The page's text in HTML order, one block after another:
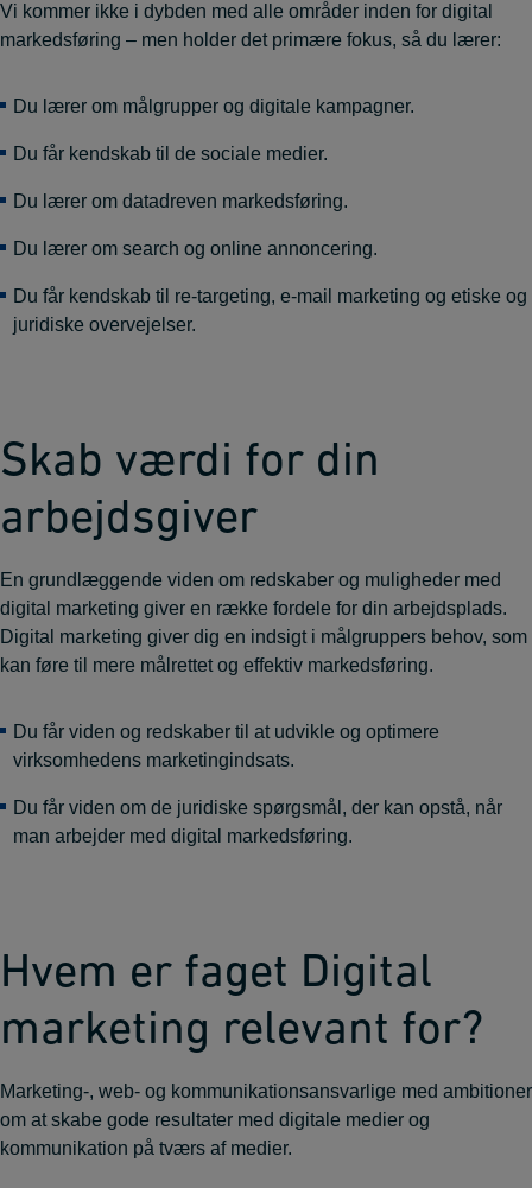
Vi kommer ikke i dybden med alle områder inden for digital
markedsføring – men holder det primære fokus, så du lærer:
Du lærer om målgrupper og digitale kampagner.
Du får kendskab til de sociale medier.
Du lærer om datadreven markedsføring.
Du lærer om search og online annoncering.
Du får kendskab til re-targeting, e-mail marketing og etiske og
juridiske overvejelser.
Skab værdi for din
arbejdsgiver
En grundlæggende viden om redskaber og muligheder med
digital marketing giver en række fordele for din arbejdsplads.
Digital marketing giver dig en indsigt i målgruppers behov, som
kan føre til mere målrettet og effektiv markedsføring.
Du får viden og redskaber til at udvikle og optimere
virksomhedens marketingindsats.
Du får viden om de juridiske spørgsmål, der kan opstå, når
man arbejder med digital markedsføring.
Hvem er faget Digital
marketing relevant for?
Marketing-, web- og kommunikationsansvarlige med ambitioner
om at skabe gode resultater med digitale medier og
kommunikation på tværs af medier.